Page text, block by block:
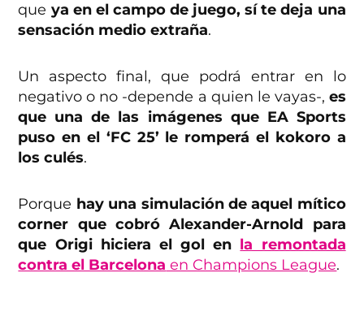
que ya en el campo de juego, sí te deja una
sensación medio extraña.
Un aspecto final, que podrá entrar en lo
negativo o no -depende a quien le vayas-, es
que una de las imágenes que EA Sports
puso en el ‘FC 25’ le romperá el kokoro a
los culés.
Porque hay una simulación de aquel mítico
corner que cobró Alexander-Arnold para
que Origi hiciera el gol en la remontada
contra el Barcelona en Champions League.